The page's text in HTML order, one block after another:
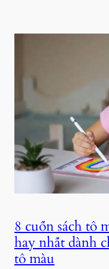
8 cuốn sách tô
hay nhất dành
tô màu